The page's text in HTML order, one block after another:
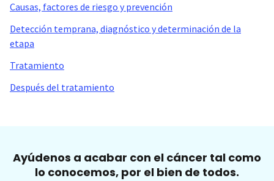
Causas, factores de riesgo y prevención
Detección temprana, diagnóstico y determinación de la
etapa
Tratamiento
Después del tratamiento
Ayúdenos a acabar con el cáncer tal como
lo conocemos, por el bien de todos.